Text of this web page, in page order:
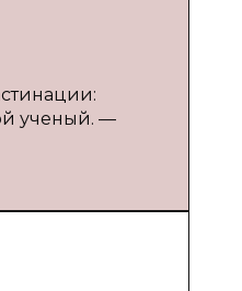
ученый. —